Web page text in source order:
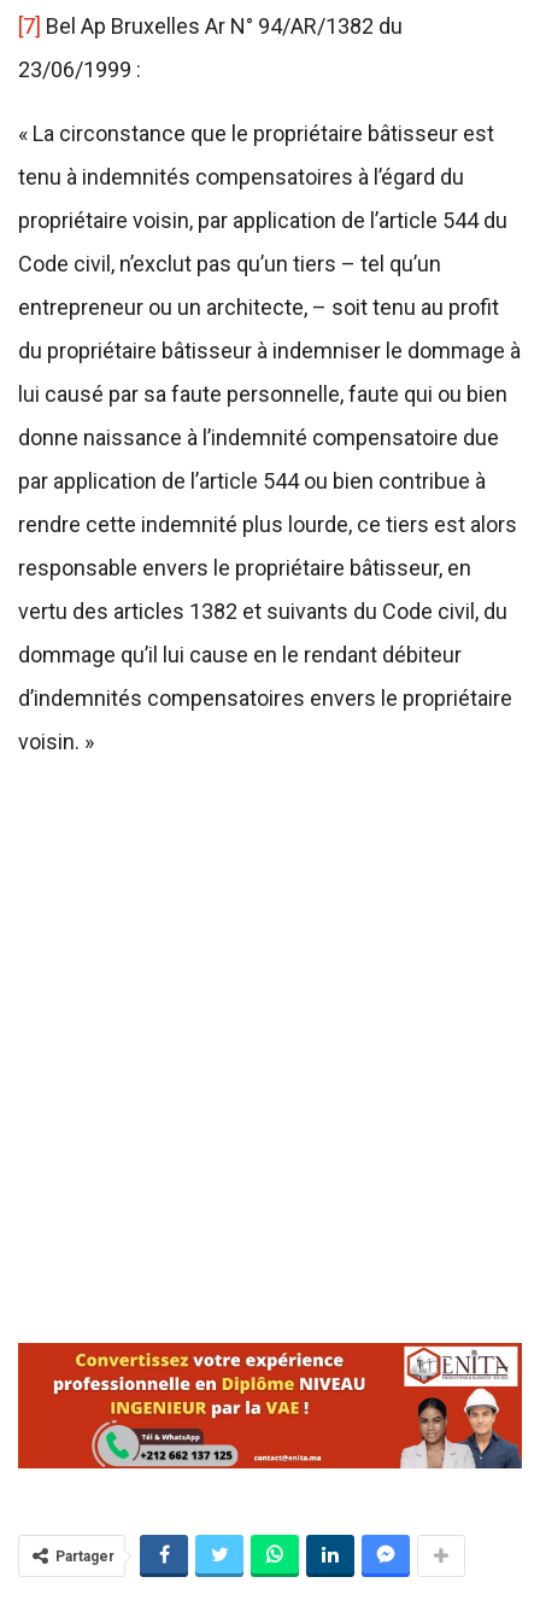
[7] Bel Ap Bruxelles Ar N° 94/AR/1382 du
23/06/1999 :
« La circonstance que le propriétaire bâtisseur est
tenu à indemnités compensatoires à l’égard du
propriétaire voisin, par application de l’article 544 du
Code civil, n’exclut pas qu’un tiers – tel qu’un
entrepreneur ou un architecte, – soit tenu au profit
du propriétaire bâtisseur à indemniser le dommage à
lui causé par sa faute personnelle, faute qui ou bien
donne naissance à l’indemnité compensatoire due
par application de l’article 544 ou bien contribue à
rendre cette indemnité plus lourde, ce tiers est alors
responsable envers le propriétaire bâtisseur, en
vertu des articles 1382 et suivants du Code civil, du
dommage qu’il lui cause en le rendant débiteur
d’indemnités compensatoires envers le propriétaire
voisin. »
Partager